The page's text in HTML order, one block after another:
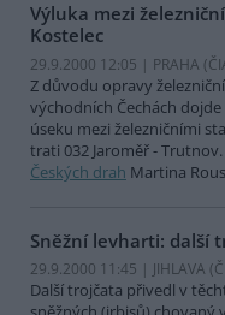
Výluka mezi
Kostelec
29.9.2000 12:05 | PRAHA (
Z důvodu opravy
východních Čechách
úseku mezi železničními
trati 032 Jaroměř -
Českých drah Martina
Sněžní levharti: další
29.9.2000 11:45 | JIHLAVA (
Další trojčata přivedl v